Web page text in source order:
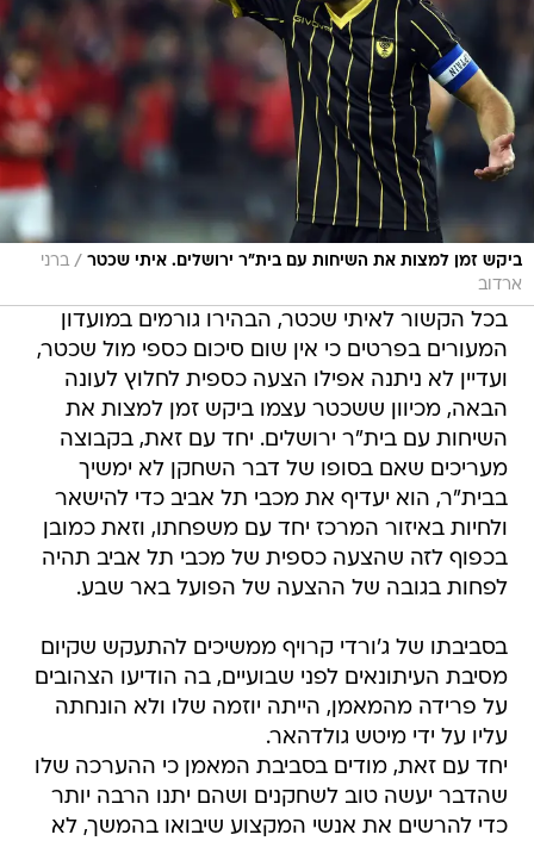
ביקש זמן למצות את השיחות עם בית"ר ירושלים. איתי שכטר / ברני
ארדוב
בכל הקשור לאיתי שכטר, הבהירו גורמים במועדון
המעורים בפרטים כי אין שום סיכום כספי מול שכטר,
ועדיין לא ניתנה אפילו הצעה כספית לחלוץ לעונה
הבאה, מכיוון ששכטר עצמו ביקש זמן למצות את
השיחות עם בית"ר ירושלים. יחד עם זאת, בקבוצה
מעריכים שאם בסופו של דבר השחקן לא ימשיך
בבית"ר, הוא יעדיף את מכבי תל אביב כדי להישאר
ולחיות באיזור המרכז יחד עם משפחתו, וזאת כמובן
בכפוף לזה שהצעה כספית של מכבי תל אביב תהיה
לפחות בגובה של ההצעה של הפועל באר שבע.
בסביבתו של ג'ורדי קרויף ממשיכים להתעקש שקיום
מסיבת העיתונאים לפני שבועיים, בה הודיעו הצהובים
על פרידה מהמאמן, הייתה יוזמה שלו ולא הונחתה
עליו על ידי מיטש גולדהאר.
יחד עם זאת, מודים בסביבת המאמן כי ההערכה שלו
שהדבר יעשה טוב לשחקנים ושהם יתנו הרבה יותר
כדי להרשים את אנשי המקצוע שיבואו בהמשך, לא